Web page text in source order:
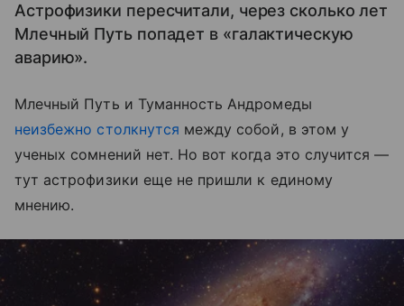
Астрофизики пересчитали, через сколько лет
Млечный Путь попадет в «галактическую
аварию».
Млечный Путь и Туманность Андромеды
неизбежно столкнутся между собой, в этом у
ученых сомнений нет. Но вот когда это случится —
тут астрофизики еще не пришли к единому
мнению.